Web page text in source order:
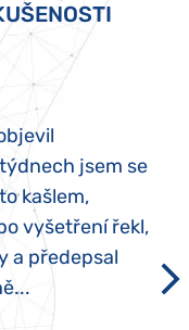
jsem se
kašlem,
vyšetření řekl,
a předepsal